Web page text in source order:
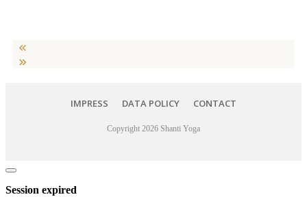
IMPRESS DATA POLICY CONTACT
Copyright 2026 Shanti Yoga
Close
dialog
Session expired